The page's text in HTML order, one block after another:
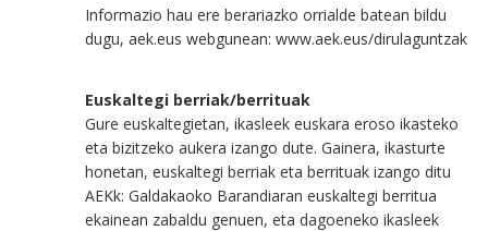
Informazio hau ere berariazko orrialde batean bildu
dugu, aek.eus webgunean: www.aek.eus/dirulaguntzak
Euskaltegi berriak/berrituak
Gure euskaltegietan, ikasleek euskara eroso ikasteko
eta bizitzeko aukera izango dute. Gainera, ikasturte
honetan, euskaltegi berriak eta berrituak izango ditu
AEKk: Galdakaoko Barandiaran euskaltegi berritua
ekainean zabaldu genuen, eta dagoeneko ikasleek